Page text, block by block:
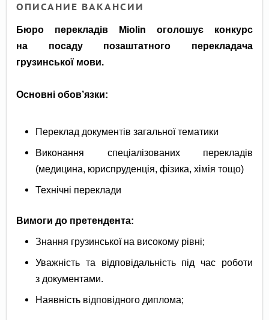
ОПИСАНИЕ ВАКАНСИИ
Бюро перекладів Miolin оголошує конкурс
на посаду позаштатного перекладача
грузинської мови.
Основні обов’язки:
Переклад документів загальної тематики
Виконання спеціалізованих перекладів
(медицина, юриспруденція, фізика, хімія тощо)
Технічні переклади
Вимоги до претендента:
Знання грузинської на високому рівні;
Уважність та відповідальність під час роботи
з документами.
Наявність відповідного диплома;